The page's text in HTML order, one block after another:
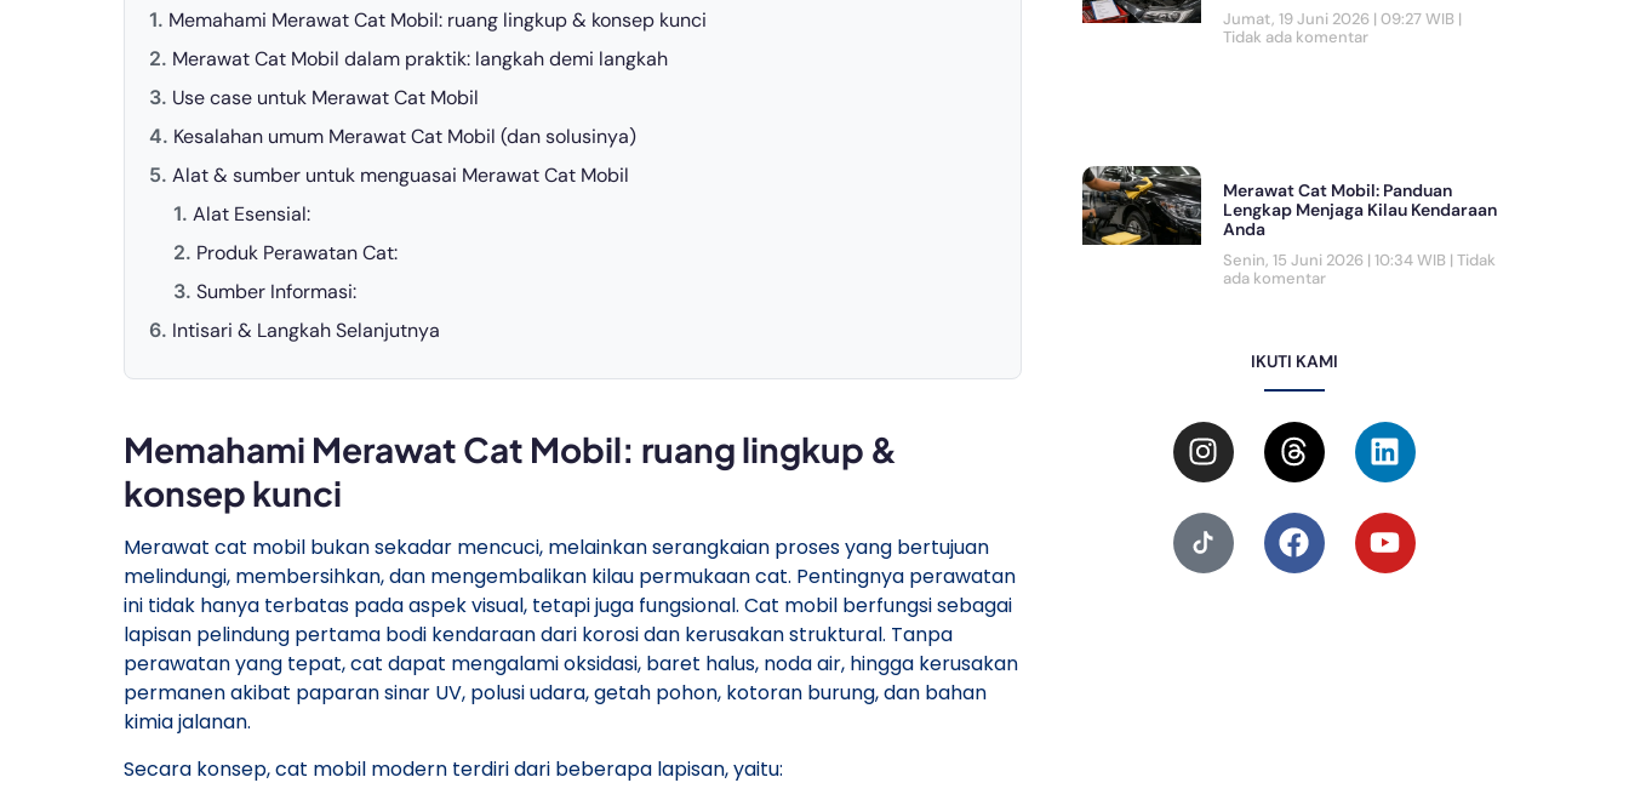
Memahami Merawat Cat Mobil: ruang lingkup & konsep kunci
Merawat Cat Mobil dalam praktik: langkah demi langkah
Use case untuk Merawat Cat Mobil
Kesalahan umum Merawat Cat Mobil (dan solusinya)
Alat & sumber untuk menguasai Merawat Cat Mobil
Alat Esensial:
Produk Perawatan Cat:
Sumber Informasi:
Intisari & Langkah Selanjutnya
Memahami Merawat Cat Mobil: ruang lingkup &
konsep kunci
Merawat cat mobil bukan sekadar mencuci, melainkan serangkaian proses yang bertujuan
melindungi, membersihkan, dan mengembalikan kilau permukaan cat. Pentingnya perawatan
ini tidak hanya terbatas pada aspek visual, tetapi juga fungsional. Cat mobil berfungsi sebagai
lapisan pelindung pertama bodi kendaraan dari korosi dan kerusakan struktural. Tanpa
perawatan yang tepat, cat dapat mengalami oksidasi, baret halus, noda air, hingga kerusakan
permanen akibat paparan sinar UV, polusi udara, getah pohon, kotoran burung, dan bahan
kimia jalanan.
Secara konsep, cat mobil modern terdiri dari beberapa lapisan, yaitu:
Jumat, 19 Juni 2026 | 09:27 WIB
Tidak ada komentar
Merawat Cat Mobil: Panduan
Lengkap Menjaga Kilau Kendaraan
Anda
Senin, 15 Juni 2026 | 10:34 WIB Tidak
ada komentar
IKUTI KAMI